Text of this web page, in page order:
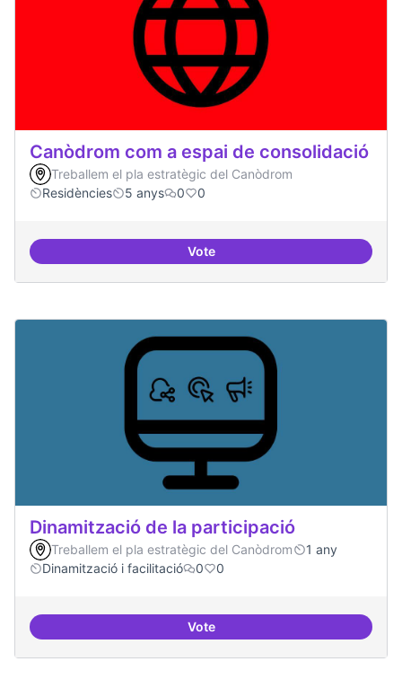
Canòdrom com a espai de consolidació
Treballem el pla estratègic del Canòdrom
Residències
5 anys 0 0
VoteCanòdrom com a espai de
Dinamització de la participació
Treballem el pla estratègic del Canòdrom
1 any
Dinamització i facilitació
0 0
VoteDinamització de la participació